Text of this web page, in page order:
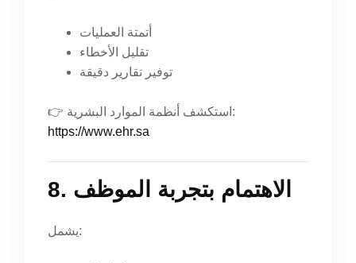
أتمتة العمليات
تقليل الأخطاء
توفير تقارير دقيقة
👉 استكشف أنظمة الموارد البشرية:
https://www.ehr.sa
8. الاهتمام بتجربة الموظف
يشمل: